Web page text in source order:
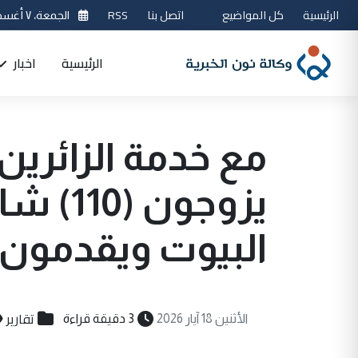
الرئيسية كل المواضيع اتصل بنا RSS الجمعة، ٧ أغسطس 2026
الرئيسية اخبار
مع خدمة
البيوت
الأثنين 18 آيار 2026 3 دقيقة قراءة تقارير